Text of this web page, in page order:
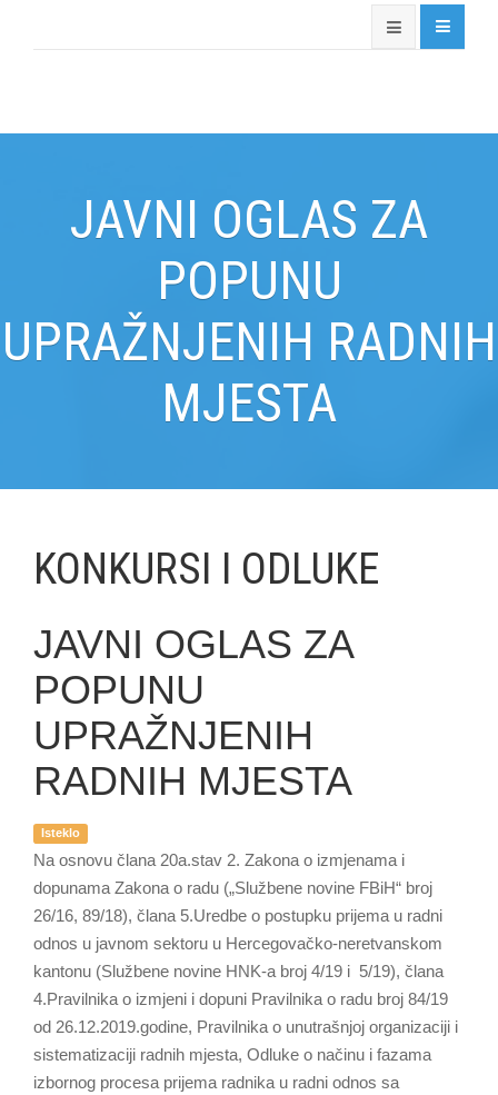
JAVNI OGLAS ZA
POPUNU
UPRAŽNJENIH RADNIH
MJESTA
KONKURSI I ODLUKE
JAVNI OGLAS ZA
POPUNU
UPRAŽNJENIH
RADNIH MJESTA
Isteklo
Na osnovu člana 20a.stav 2. Zakona o izmjenama i
dopunama Zakona o radu („Službene novine FBiH“ broj
26/16, 89/18), člana 5.Uredbe o postupku prijema u radni
odnos u javnom sektoru u Hercegovačko-neretvanskom
kantonu (Službene novine HNK-a broj 4/19 i 5/19), člana
4.Pravilnika o izmjeni i dopuni Pravilnika o radu broj 84/19
od 26.12.2019.godine, Pravilnika o unutrašnjoj organizaciji i
sistematizaciji radnih mjesta, Odluke o načinu i fazama
izbornog procesa prijema radnika u radni odnos sa